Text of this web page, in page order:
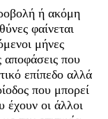
ή ακόμη
φαίνεται
μήνες
αποφάσεις που
επίπεδο αλλά
που μπορεί
έχουν οι άλλοι